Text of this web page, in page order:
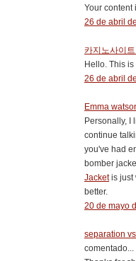
Your content
26 de abril
카지노사이
Hello. This
26 de abril
Emma
Personally, I
continue
you've had
bomber
Jacketis just
better.
20 de mayo
separation
comentado...